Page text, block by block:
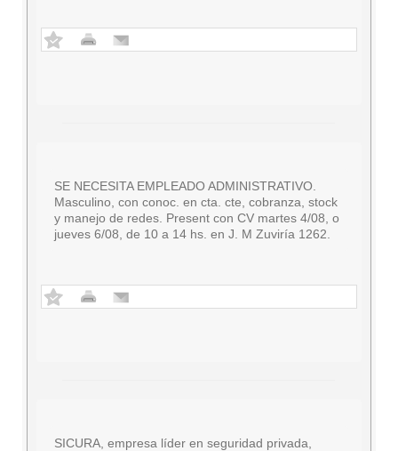
SE NECESITA EMPLEADO ADMINISTRATIVO.
Masculino, con conoc. en cta. cte, cobranza, stock
y manejo de redes. Present con CV martes 4/08, o
jueves 6/08, de 10 a 14 hs. en J. M Zuviría 1262.
SICURA, empresa líder en seguridad privada,